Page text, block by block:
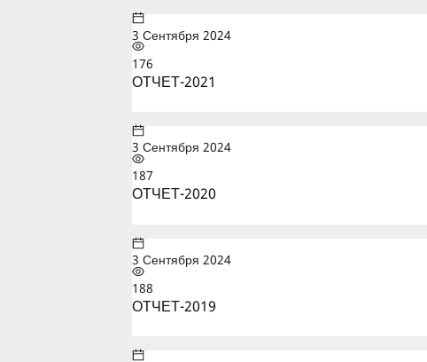
3 Сентября 2024
176
ОТЧЕТ-2021
3 Сентября 2024
187
ОТЧЕТ-2020
3 Сентября 2024
188
ОТЧЕТ-2019